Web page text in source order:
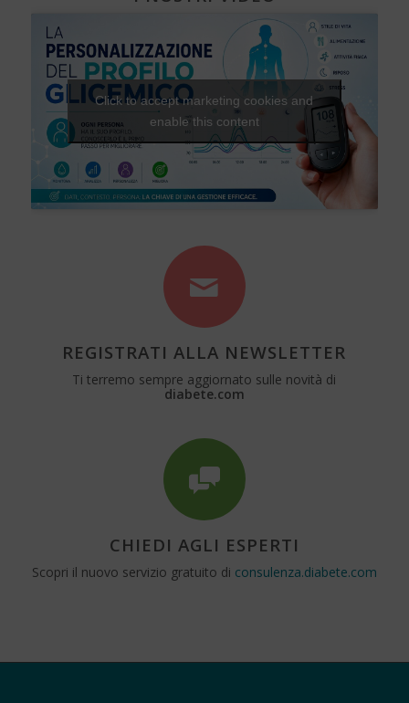
Click to accept marketing cookies and
enable this content
REGISTRATI ALLA NEWSLETTER
Ti terremo sempre aggiornato sulle novità di
diabete.com
CHIEDI AGLI ESPERTI
Scopri il nuovo servizio gratuito di consulenza.diabete.com